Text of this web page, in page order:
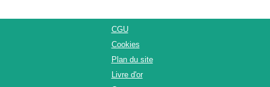
CGU
Cookies
Plan du site
Livre d'or